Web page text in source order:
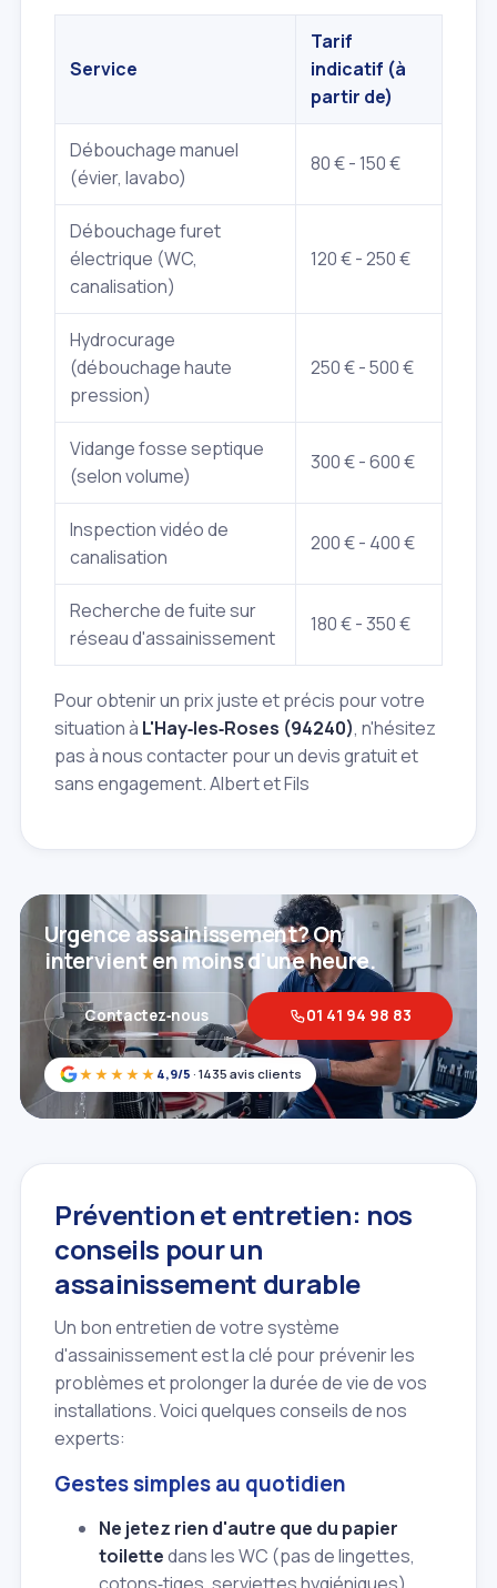
Service
Tarif
indicatif (à
partir de)
Débouchage manuel
(évier, lavabo)
80 € - 150 €
Débouchage furet
électrique (WC,
canalisation)
120 € - 250 €
Hydrocurage
(débouchage haute
pression)
250 € - 500 €
Vidange fosse septique
(selon volume)
300 € - 600 €
Inspection vidéo de
canalisation
200 € - 400 €
Recherche de fuite sur
réseau d'assainissement
180 € - 350 €
Pour obtenir un prix juste et précis pour votre
situation à L'Hay‑les‑Roses (94240), n'hésitez
pas à nous contacter pour un devis gratuit et
sans engagement. Albert et Fils
★★★★★ 4,9/5 · 1435 avis clients
Urgence assainissement? On
intervient en moins d'une heure.
Contactez‑nous 01 41 94 98 83
Prévention et entretien: nos
conseils pour un
assainissement durable
Un bon entretien de votre système
d'assainissement est la clé pour prévenir les
problèmes et prolonger la durée de vie de vos
installations. Voici quelques conseils de nos
experts:
Gestes simples au quotidien
Ne jetez rien d'autre que du papier
toilettedans les WC (pas de lingettes,